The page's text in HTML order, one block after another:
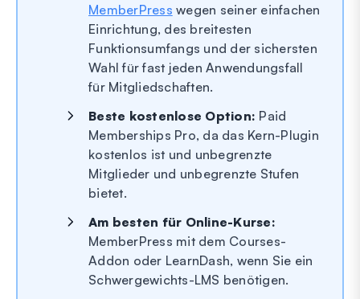
MemberPress wegen seiner einfachen
Einrichtung, des breitesten
Funktionsumfangs und der sichersten
Wahl für fast jeden Anwendungsfall
für Mitgliedschaften.
Beste kostenlose Option: Paid
Memberships Pro, da das Kern-Plugin
kostenlos ist und unbegrenzte
Mitglieder und unbegrenzte Stufen
bietet.
Am besten für Online-Kurse:
MemberPress mit dem Courses-
Addon oder LearnDash, wenn Sie ein
Schwergewichts-LMS benötigen.